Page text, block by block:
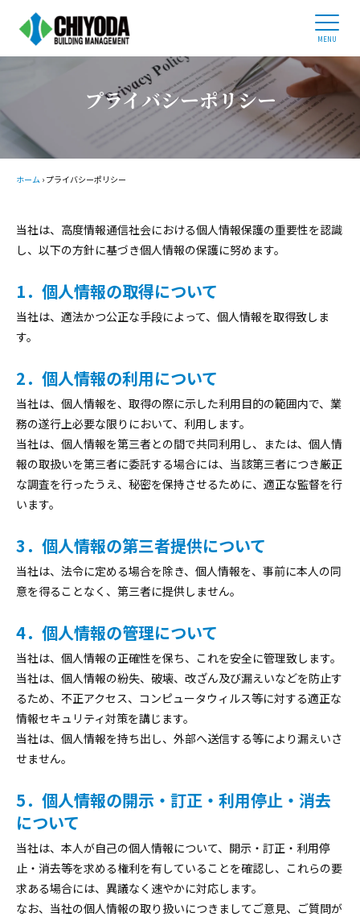
ホーム
ビルオーナー様へ
事業内容
管理物件紹介
採用情報
03-3434-0686
平日 9:00 - 17:30
お問い合わせ
閉じる
プライバシーポリシー
ホーム › プライバシーポリシー
当社は、高度情報通信社会における個人情報保護の重要性を認識
し、以下の方針に基づき個人情報の保護に努めます。
1．個人情報の取得について
当社は、適法かつ公正な手段によって、個人情報を取得致しま
す。
2．個人情報の利用について
当社は、個人情報を、取得の際に示した利用目的の範囲内で、業
務の遂行上必要な限りにおいて、利用します。
当社は、個人情報を第三者との間で共同利用し、または、個人情
報の取扱いを第三者に委託する場合には、当該第三者につき厳正
な調査を行ったうえ、秘密を保持させるために、適正な監督を行
います。
3．個人情報の第三者提供について
当社は、法令に定める場合を除き、個人情報を、事前に本人の同
意を得ることなく、第三者に提供しません。
4．個人情報の管理について
当社は、個人情報の正確性を保ち、これを安全に管理致します。
当社は、個人情報の紛失、破壊、改ざん及び漏えいなどを防止す
るため、不正アクセス、コンピュータウィルス等に対する適正な
情報セキュリティ対策を講じます。
当社は、個人情報を持ち出し、外部へ送信する等により漏えいさ
せません。
5．個人情報の開示・訂正・利用停止・消去
について
当社は、本人が自己の個人情報について、開示・訂正・利用停
止・消去等を求める権利を有していることを確認し、これらの要
求ある場合には、異議なく速やかに対応します。
なお、当社の個人情報の取り扱いにつきましてご意見、ご質問が